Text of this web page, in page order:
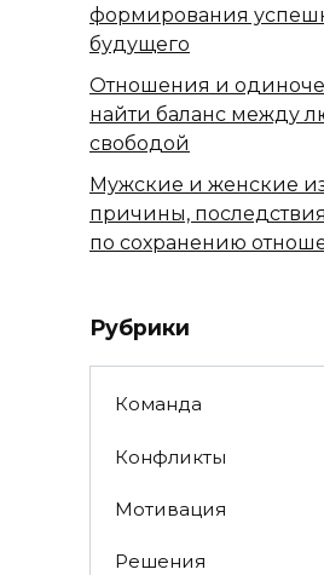
формирования
будущего
Отношения и
найти баланс между
свободой
Мужские и женские
причины,
по сохранению
Рубрики
Команда
Конфликты
Мотивация
Решения